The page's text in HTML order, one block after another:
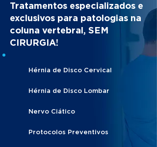
Tratamentos especializados e
exclusivos para patologias na
coluna vertebral, SEM
CIRURGIA!
Hérnia de Disco Cervical
Hérnia de Disco Lombar
Nervo Ciático
Protocolos Preventivos